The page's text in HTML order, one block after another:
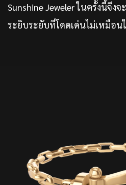
Sunshine Jeweler ในครั้งนี้จึง
ระยิบระยับที่โดดเด่นไม่เหมือ